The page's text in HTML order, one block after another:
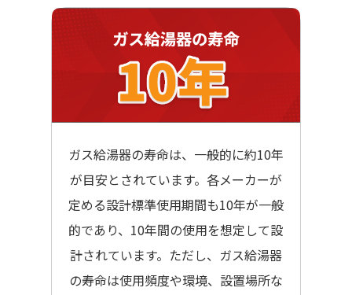
ガス給湯器の寿命は、一般的に約10年
が目安とされています。各メーカーが
定める設計標準使用期間も10年が一般
的であり、10年間の使用を想定して設
計されています。ただし、ガス給湯器
の寿命は使用頻度や環境、設置場所な